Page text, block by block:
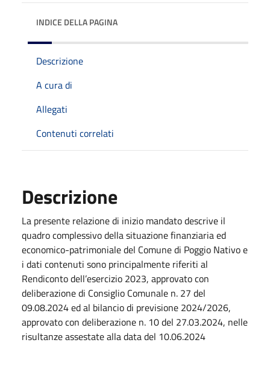
INDICE DELLA PAGINA
Descrizione
A cura di
Allegati
Contenuti correlati
Descrizione
La presente relazione di inizio mandato descrive il
quadro complessivo della situazione finanziaria ed
economico-patrimoniale del Comune di Poggio Nativo e
i dati contenuti sono principalmente riferiti al
Rendiconto dell’esercizio 2023, approvato con
deliberazione di Consiglio Comunale n. 27 del
09.08.2024 ed al bilancio di previsione 2024/2026,
approvato con deliberazione n. 10 del 27.03.2024, nelle
risultanze assestate alla data del 10.06.2024